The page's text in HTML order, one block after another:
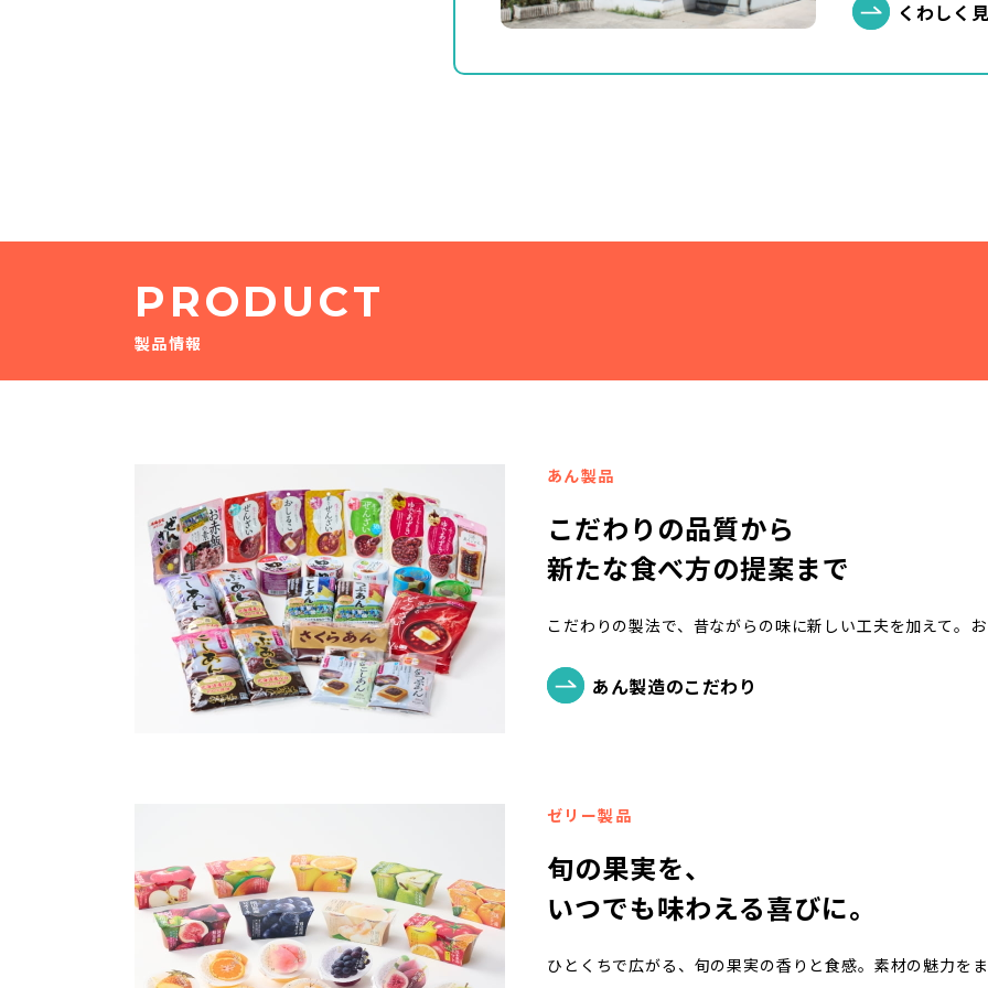
くわしく
PRODUCT
製品情報
あん製品
こだわりの品質から
新たな食べ方の提案まで
こだわりの製法で、昔ながらの味に新しい工夫を加えて。
あん製造のこだわり
ゼリー製品
旬の果実を、
いつでも味わえる喜びに。
ひとくちで広がる、旬の果実の香りと食感。素材の魅力を